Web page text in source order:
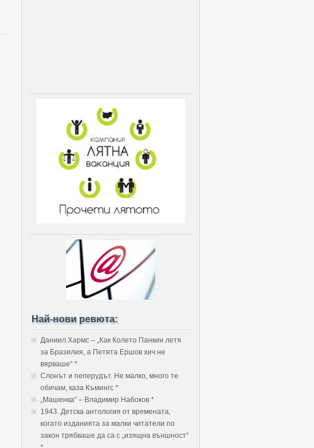
Най-нови ревюта:
Даниил Хармс – „Как Колето Панкин летя
за Бразилия, а Петята Ершов хич не
вярваше“ *
Слонът и пеперудът. Не малко, много те
обичам, каза Къмингс *
„Машенка“ – Владимир Набоков *
1943. Детска антология от времената,
когато изданията за малки читатели по
закон трябваше да са с „изящна външност“